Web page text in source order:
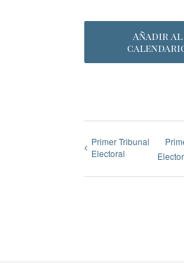
Añadir al
Primer Tribunal
Electoral